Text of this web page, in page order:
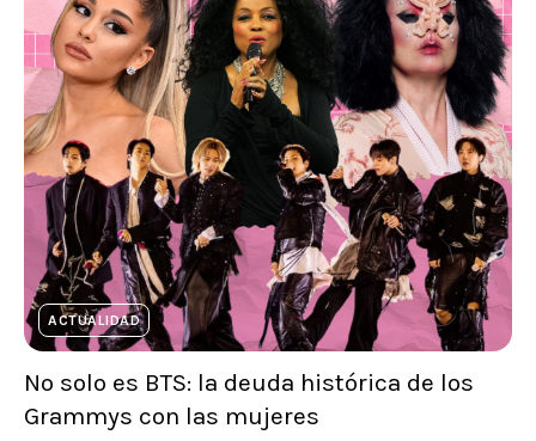
ACTUALIDAD
No solo es BTS: la deuda histórica de los
Grammys con las mujeres